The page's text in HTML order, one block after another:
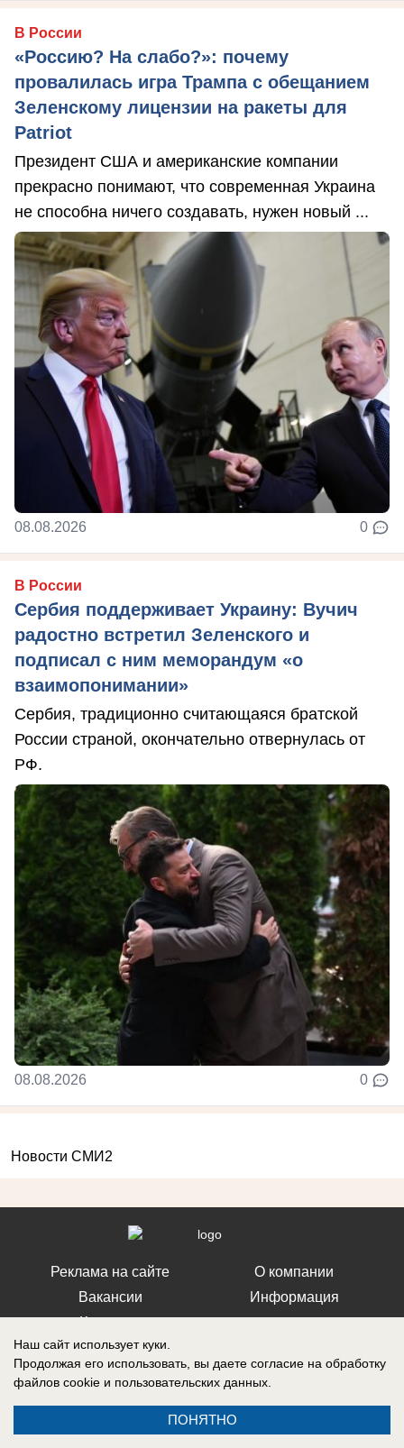
В России
«Россию? На слабо?»: почему
провалилась игра Трампа с обещанием
Зеленскому лицензии на ракеты для
Patriot
Президент США и американские компании
прекрасно понимают, что современная Украина
не способна ничего создавать, нужен новый ...
08.08.2026 0
В России
Сербия поддерживает Украину: Вучич
радостно встретил Зеленского и
подписал с ним меморандум «о
взаимопонимании»
Сербия, традиционно считающаяся братской
России страной, окончательно отвернулась от
РФ.
08.08.2026 0
Новости СМИ2
Реклама на сайте
Вакансии
О компании
Информация
Свидетельство о регистрации СМИ: Эл № ФС 77-76240, выдано
Наш сайт использует куки.
Продолжая его использовать, вы даете согласие на обработку
файлов cookie и пользовательских данных.
ПОНЯТНО